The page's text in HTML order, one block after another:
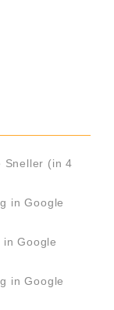
Sneller (in 4
in Google
Google
in Google